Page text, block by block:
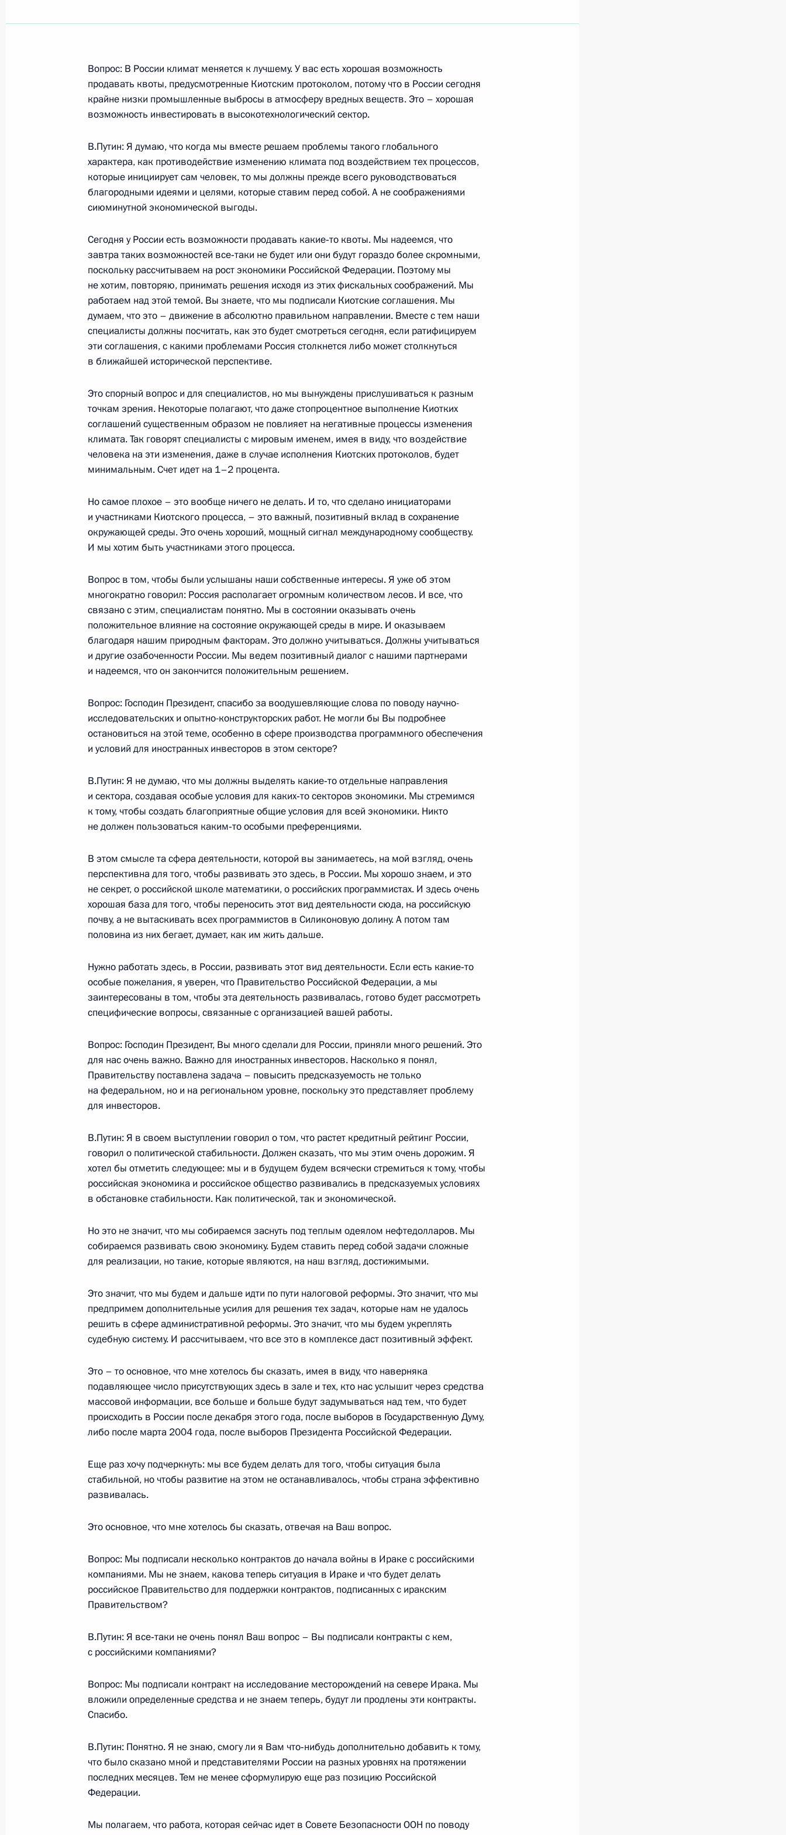
16 октября 2003 года, четверг
Интервью телеканалу «Аль-Джазира»
Выступление на Х встрече глав государств и правительств
Организации Исламская конференция
15 октября 2003 года, среда
Встреча с Патриархом Московским и всея Руси Алексием II
15 октября 2003 года, 16:38 Ново-Огарево
14 октября 2003 года, вторник
Вступительное слово на встрече с послом Китайской Народной
Республики в России Чжан Дэгуаном
14 октября 2003 года, 20:48 Москва, Кремль
Совета Союзного государства России и Белоруссии
14 октября 2003 года, 14:40 Москва, Кремль
13 октября 2003 года, понедельник
Выступление на церемонии вручения верительных грамот
Вступительное слово на совещании с членами Правительства
10 октября 2003 года, пятница
наград
10 октября 2003 года, 16:20 Москва, Кремль
Вступительное слово на церемонии вручения государственных
наград
10 октября 2003 года, 16:17 Москва, Кремль
Заявление для прессы и ответы на вопросы на пресс-
конференции по итогам российско-германских
межгосударственных консультаций
Вступительное слово на российско-германских
межгосударственных консультациях
Выступление на встрече с представителями деловых кругов
России и Германии
7 октября 2003 года, вторник
О результатах проверки выполнения федеральными органами
исполнительной власти и органами исполнительной власти ряда
субъектов Российской Федерации федеральной целевой
программы «Старшее поколение» на 2002–2004 годы
6 октября 2003 года, понедельник
Вступительное слово на встрече с Премьер-министром Франции
6 октября 2003 года, 20:25 Москва, Кремль
Вступительное слово на совещании с членами Правительства
Выступление перед участниками учредительного съезда
Всемирной армянской организации
6 октября 2003 года, 17:19
4 октября 2003 года, суббота
Интервью газете «Нью-Йорк Таймс»
3 октября 2003 года, пятница
агропромышленного комплекса
Вопрос: В России климат меняется к лучшему. У вас есть хорошая возможность
продавать квоты, предусмотренные Киотским протоколом, потому что в России сегодня
крайне низки промышленные выбросы в атмосферу вредных веществ. Это – хорошая
возможность инвестировать в высокотехнологический сектор.
В.Путин: Я думаю, что когда мы вместе решаем проблемы такого глобального
характера, как противодействие изменению климата под воздействием тех процессов,
которые инициирует сам человек, то мы должны прежде всего руководствоваться
благородными идеями и целями, которые ставим перед собой. А не соображениями
сиюминутной экономической выгоды.
Сегодня у России есть возможности продавать какие‑то квоты. Мы надеемся, что
завтра таких возможностей все‑таки не будет или они будут гораздо более скромными,
поскольку рассчитываем на рост экономики Российской Федерации. Поэтому мы
не хотим, повторяю, принимать решения исходя из этих фискальных соображений. Мы
работаем над этой темой. Вы знаете, что мы подписали Киотские соглашения. Мы
думаем, что это – движение в абсолютно правильном направлении. Вместе с тем наши
специалисты должны посчитать, как это будет смотреться сегодня, если ратифицируем
эти соглашения, с какими проблемами Россия столкнется либо может столкнуться
в ближайшей исторической перспективе.
Это спорный вопрос и для специалистов, но мы вынуждены прислушиваться к разным
точкам зрения. Некоторые полагают, что даже стопроцентное выполнение Киотких
соглашений существенным образом не повлияет на негативные процессы изменения
климата. Так говорят специалисты с мировым именем, имея в виду, что воздействие
человека на эти изменения, даже в случае исполнения Киотских протоколов, будет
минимальным. Счет идет на 1–2 процента.
Но самое плохое – это вообще ничего не делать. И то, что сделано инициаторами
и участниками Киотского процесса, – это важный, позитивный вклад в сохранение
окружающей среды. Это очень хороший, мощный сигнал международному сообществу.
И мы хотим быть участниками этого процесса.
Вопрос в том, чтобы были услышаны наши собственные интересы. Я уже об этом
многократно говорил: Россия располагает огромным количеством лесов. И все, что
связано с этим, специалистам понятно. Мы в состоянии оказывать очень
положительное влияние на состояние окружающей среды в мире. И оказываем
благодаря нашим природным факторам. Это должно учитываться. Должны учитываться
и другие озабоченности России. Мы ведем позитивный диалог с нашими партнерами
и надеемся, что он закончится положительным решением.
Вопрос: Господин Президент, спасибо за воодушевляющие слова по поводу научно-
исследовательских и опытно-конструкторских работ. Не могли бы Вы подробнее
остановиться на этой теме, особенно в сфере производства программного обеспечения
и условий для иностранных инвесторов в этом секторе?
В.Путин: Я не думаю, что мы должны выделять какие‑то отдельные направления
и сектора, создавая особые условия для каких‑то секторов экономики. Мы стремимся
к тому, чтобы создать благоприятные общие условия для всей экономики. Никто
не должен пользоваться каким‑то особыми преференциями.
В этом смысле та сфера деятельности, которой вы занимаетесь, на мой взгляд, очень
перспективна для того, чтобы развивать это здесь, в России. Мы хорошо знаем, и это
не секрет, о российской школе математики, о российских программистах. И здесь очень
хорошая база для того, чтобы переносить этот вид деятельности сюда, на российскую
почву, а не вытаскивать всех программистов в Силиконовую долину. А потом там
половина из них бегает, думает, как им жить дальше.
Нужно работать здесь, в России, развивать этот вид деятельности. Если есть какие‑то
особые пожелания, я уверен, что Правительство Российской Федерации, а мы
заинтересованы в том, чтобы эта деятельность развивалась, готово будет рассмотреть
специфические вопросы, связанные с организацией вашей работы.
Вопрос: Господин Президент, Вы много сделали для России, приняли много решений. Это
для нас очень важно. Важно для иностранных инвесторов. Насколько я понял,
Правительству поставлена задача – повысить предсказуемость не только
на федеральном, но и на региональном уровне, поскольку это представляет проблему
для инвесторов.
В.Путин: Я в своем выступлении говорил о том, что растет кредитный рейтинг России,
говорил о политической стабильности. Должен сказать, что мы этим очень дорожим. Я
хотел бы отметить следующее: мы и в будущем будем всячески стремиться к тому, чтобы
российская экономика и российское общество развивались в предсказуемых условиях
в обстановке стабильности. Как политической, так и экономической.
Но это не значит, что мы собираемся заснуть под теплым одеялом нефтедолларов. Мы
собираемся развивать свою экономику. Будем ставить перед собой задачи сложные
для реализации, но такие, которые являются, на наш взгляд, достижимыми.
Это значит, что мы будем и дальше идти по пути налоговой реформы. Это значит, что мы
предпримем дополнительные усилия для решения тех задач, которые нам не удалось
решить в сфере административной реформы. Это значит, что мы будем укреплять
судебную систему. И рассчитываем, что все это в комплексе даст позитивный эффект.
Это – то основное, что мне хотелось бы сказать, имея в виду, что наверняка
подавляющее число присутствующих здесь в зале и тех, кто нас услышит через средства
массовой информации, все больше и больше будут задумываться над тем, что будет
происходить в России после декабря этого года, после выборов в Государственную Думу,
либо после марта 2004 года, после выборов Президента Российской Федерации.
Еще раз хочу подчеркнуть: мы все будем делать для того, чтобы ситуация была
стабильной, но чтобы развитие на этом не останавливалось, чтобы страна эффективно
развивалась.
Это основное, что мне хотелось бы сказать, отвечая на Ваш вопрос.
Вопрос: Мы подписали несколько контрактов до начала войны в Ираке с российскими
компаниями. Мы не знаем, какова теперь ситуация в Ираке и что будет делать
российское Правительство для поддержки контрактов, подписанных с иракским
Правительством?
В.Путин: Я все‑таки не очень понял Ваш вопрос – Вы подписали контракты с кем,
с российскими компаниями?
Вопрос: Мы подписали контракт на исследование месторождений на севере Ирака. Мы
вложили определенные средства и не знаем теперь, будут ли продлены эти контракты.
Спасибо.
В.Путин: Понятно. Я не знаю, смогу ли я Вам что‑нибудь дополнительно добавить к тому,
что было сказано мной и представителями России на разных уровнях на протяжении
последних месяцев. Тем не менее сформулирую еще раз позицию Российской
Федерации.
Мы полагаем, что работа, которая сейчас идет в Совете Безопасности ООН по поводу